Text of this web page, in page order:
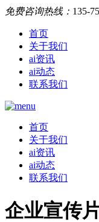
免费咨询热线： 135-
首页
关于我们
ai资讯
ai动态
联系我们
首页
关于我们
ai资讯
ai动态
联系我们
企业宣传